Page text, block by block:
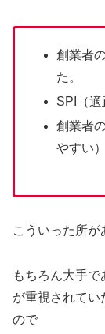
創業者
た。
SPI（適
創業者
やすい）
こういった所が
もちろん大手
が重視されてい
ので